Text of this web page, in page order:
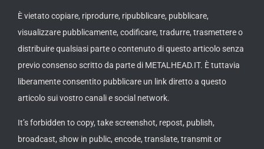
È vietato copiare, riprodurre, ripubblicare, pubblicare,
visualizzare pubblicamente, codificare, tradurre, trasmettere o
distribuire qualsiasi parte o contenuto di questo articolo senza
previo consenso scritto da parte di METALHEAD.IT. È tuttavia
liberamente consentito pubblicare un link diretto a questo
articolo sui vostro canali e social network.
It’s forbidden to copy, take screenshot, repost, publish,
broadcast, show in public, encode, translate, transmit or